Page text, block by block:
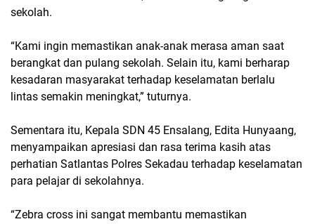
sekolah.
“Kami ingin memastikan anak-anak merasa aman saat
berangkat dan pulang sekolah. Selain itu, kami berharap
kesadaran masyarakat terhadap keselamatan berlalu
lintas semakin meningkat,” tuturnya.
Sementara itu, Kepala SDN 45 Ensalang, Edita Hunyaang,
menyampaikan apresiasi dan rasa terima kasih atas
perhatian Satlantas Polres Sekadau terhadap keselamatan
para pelajar di sekolahnya.
“Zebra cross ini sangat membantu memastikan